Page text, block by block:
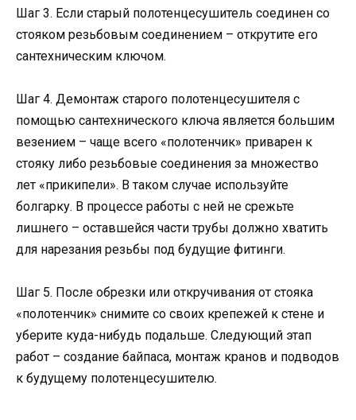
Шаг 3. Если старый полотенцесушитель соединен со
стояком резьбовым соединением – открутите его
сантехническим ключом.
Шаг 4. Демонтаж старого полотенцесушителя с
помощью сантехнического ключа является большим
везением – чаще всего «полотенчик» приварен к
стояку либо резьбовые соединения за множество
лет «прикипели». В таком случае используйте
болгарку. В процессе работы с ней не срежьте
лишнего – оставшейся части трубы должно хватить
для нарезания резьбы под будущие фитинги.
Шаг 5. После обрезки или откручивания от стояка
«полотенчик» снимите со своих крепежей к стене и
уберите куда-нибудь подальше. Следующий этап
работ – создание байпаса, монтаж кранов и подводов
к будущему полотенцесушителю.